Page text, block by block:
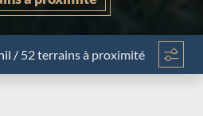
/ 52 terrains à proximité